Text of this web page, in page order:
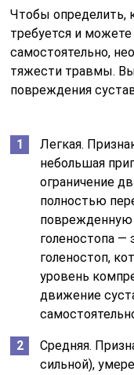
Чтобы определить,
требуется и
самостоятельно,
тяжести травмы.
повреждения
Легкая.
небольшая
ограничение
полностью
поврежденную
голеностопа —
голеностоп,
уровень
движение
Средняя.
сильной),